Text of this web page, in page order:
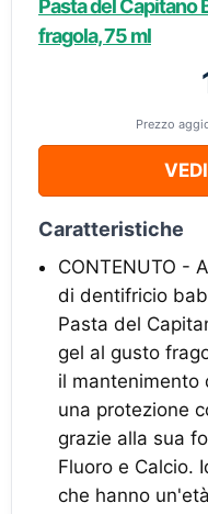
Pasta del Capitano
fragola, 75 ml
Prezzo
Caratteristiche
CONTENUTO -
di dentifricio
Pasta del
gel al gusto
il mantenimento
una protezione
grazie alla sua
Fluoro e Calcio.
che hanno